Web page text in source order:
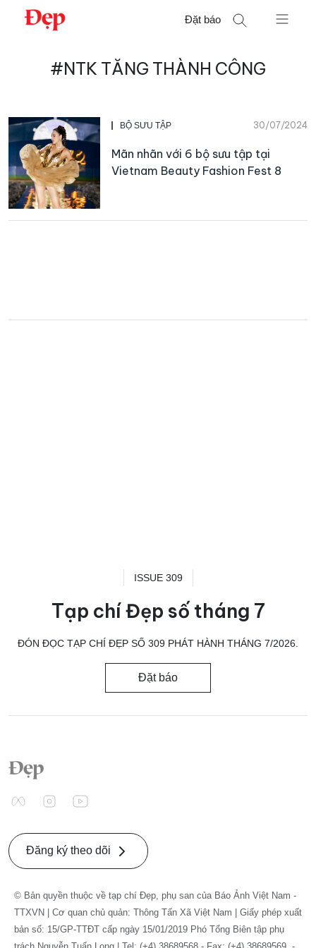
Chuyển
Đặt báo
#NTK TĂNG THÀNH CÔNG
BỘ SƯU TẬP 30/07/2024
Mãn nhãn với 6 bộ sưu tập tại
Vietnam Beauty Fashion Fest 8
ISSUE 309
Tạp chí Đẹp số tháng 7
ĐÓN ĐỌC TẠP CHÍ ĐẸP SỐ 309 PHÁT HÀNH THÁNG 7/2026.
Đặt báo
Đăng ký theo dõi
© Bản quyền thuộc về tạp chí Đẹp, phụ san của Báo Ảnh Việt Nam -
TTXVN | Cơ quan chủ quản: Thông Tấn Xã Việt Nam | Giấy phép xuất
bản số: 15/GP-TTĐT cấp ngày 15/01/2019 Phó Tổng Biên tập phụ